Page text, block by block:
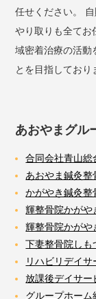
任せください。
やり取りも全てお
域密着治療の活動
とを目指しており
あおやまグル
合同会社青山総
あおやま鍼灸
かがやき鍼灸
輝整骨院かが
輝整骨院かが
下妻整骨院しも
リハビリデイサ
放課後デイサー
グループホーム